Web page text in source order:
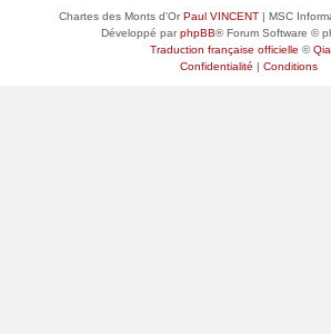
Chartes des Monts d'OrPaul VINCENT| MSC
Développé parphpBB® Forum Software ©
Traduction française officielle ©
Confidentialité | Conditions